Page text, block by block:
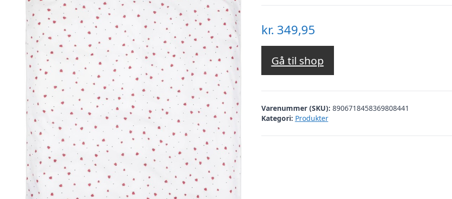
kr. 349,95
Gå til shop
Varenummer (SKU): 8906718458369808441
Kategori: Produkter